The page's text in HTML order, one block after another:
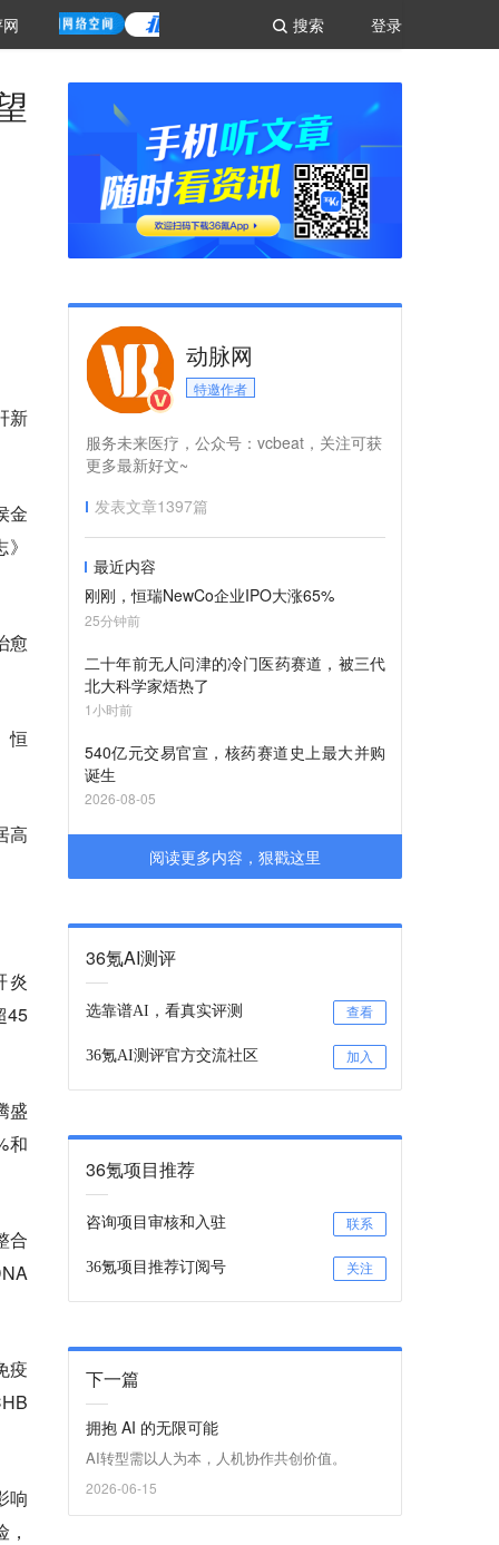
登录
搜索
新
金
愈
恒
高
炎
45
盛
和
合
疫
响
动脉网
特邀作者
服务未来医疗，公众号：vcbeat，关注可获
更多最新好文~
发表文章1397篇
最近内容
刚刚，恒瑞NewCo企业IPO大涨65%
25分钟前
二十年前无人问津的冷门医药赛道，被三代
北大科学家焐热了
1小时前
540亿元交易官宣，核药赛道史上最大并购
诞生
2026-08-05
阅读更多内容，狠戳这里
36氪AI测评
选靠谱AI，看真实评测 查看
36氪AI测评官方交流社区 加入
36氪项目推荐
咨询项目审核和入驻 联系
36氪项目推荐订阅号 关注
下一篇
拥抱 AI 的无限可能
AI转型需以人为本，人机协作共创价值。
2026-06-15